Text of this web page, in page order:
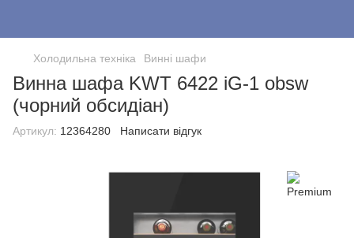
Холодильна техніка Винні шафи
Винна шафа KWT 6422 iG-1 obsw
(чорний обсидіан)
Артикул: 12364280 Написати відгук